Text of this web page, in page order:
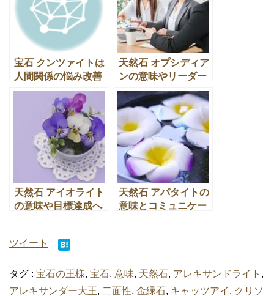
宝石 クンツァイトは
人間関係の悩み改善
のパワーストーン効
天然石 オプシディア
ンの意味やリーダー
シップに最適な効果
とは
天然石 アイオライト
の意味や目標達成へ
天然石 アパタイトの
意味とコミュニケー
ツイート
タグ : 宝石の王様, 宝石, 意味, 天然石, アレキサンドライト ,
アレキサンダー大王, 二面性, 金緑石, キャッツアイ , クリソ